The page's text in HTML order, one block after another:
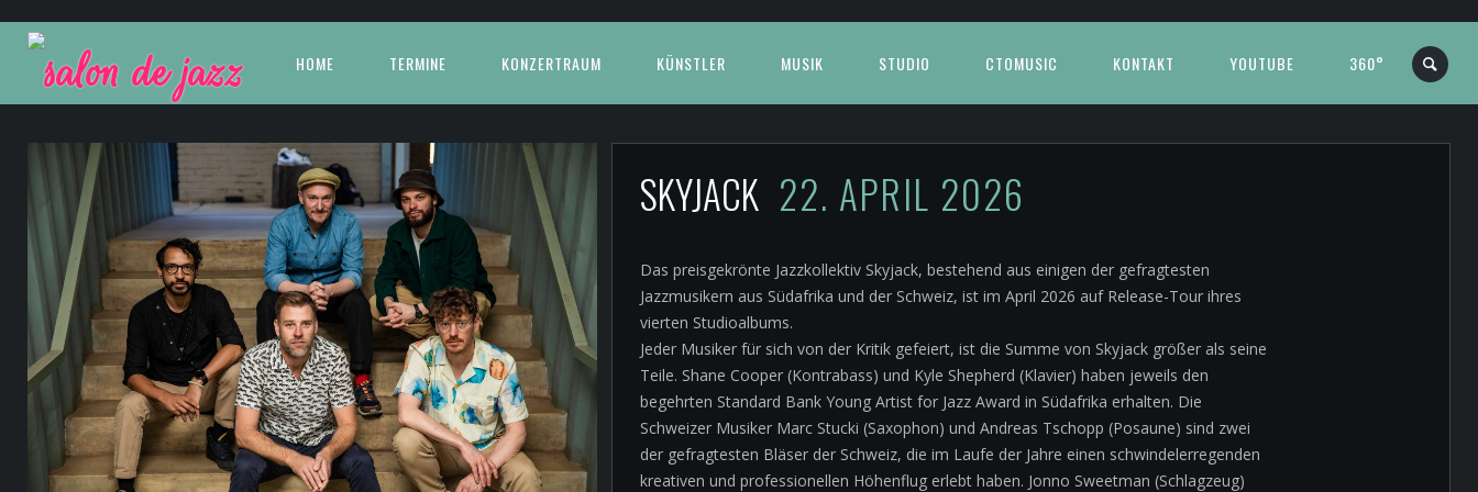
HOME TERMINE KONZERTRAUM KÜNSTLER MUSIK STUDIO CTOMUSIC KONTAKT YOUTUBE 360°
SKYJACK 22. APRIL 2026
Das preisgekrönte Jazzkollektiv Skyjack, bestehend aus einigen der gefragtesten
Jazzmusikern aus Südafrika und der Schweiz, ist im April 2026 auf Release-Tour ihres
vierten Studioalbums.
Jeder Musiker für sich von der Kritik gefeiert, ist die Summe von Skyjack größer als seine
Teile. Shane Cooper (Kontrabass) und Kyle Shepherd (Klavier) haben jeweils den
begehrten Standard Bank Young Artist for Jazz Award in Südafrika erhalten. Die
Schweizer Musiker Marc Stucki (Saxophon) und Andreas Tschopp (Posaune) sind zwei
der gefragtesten Bläser der Schweiz, die im Laufe der Jahre einen schwindelerregenden
kreativen und professionellen Höhenflug erlebt haben. Jonno Sweetman (Schlagzeug)